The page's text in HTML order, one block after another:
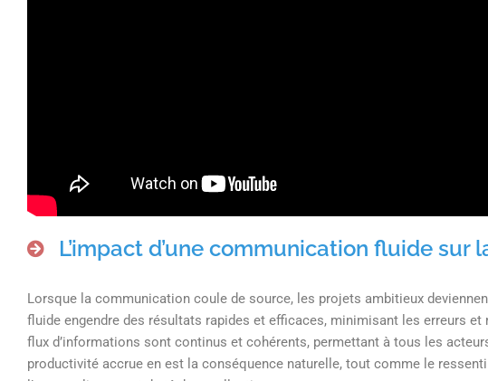
L’impact d’une communication fluide sur
Lorsque la communication coule de source, les projets ambitieux
fluide engendre des résultats rapides et efficaces, minimisant les erreurs
flux d’informations sont continus et cohérents, permettant à tous les
productivité accrue en est la conséquence naturelle, tout comme le ressenti